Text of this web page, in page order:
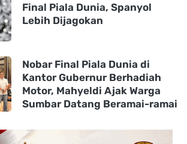
Final Piala Dunia, Spanyol
Lebih Dijagokan
Nobar Final Piala Dunia di
Kantor Gubernur Berhadiah
Motor, Mahyeldi Ajak Warga
Sumbar Datang Beramai-ramai